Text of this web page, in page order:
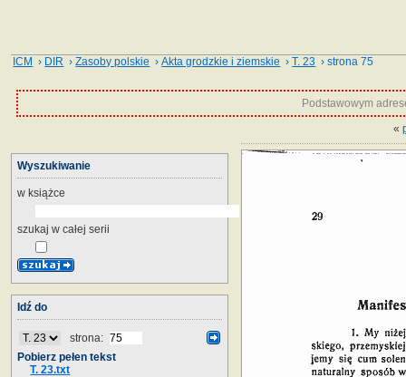
ICM › DIR ›Zasoby polskie ›Akta grodzkie i ziemskie ›T. 23 › strona 75
Podstawowym
«
Wyszukiwanie
w książce
szukaj w całej serii
Idź do
strona:
Pobierz pełen tekst
T. 23.txt